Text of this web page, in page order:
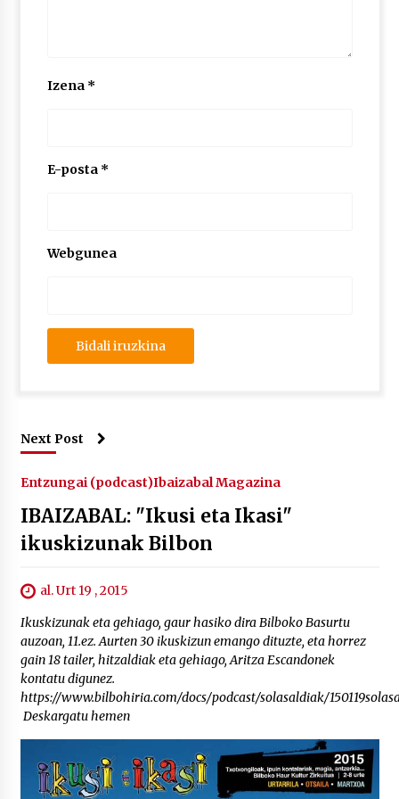
Izena *
E-posta *
Webgunea
Next Post
Entzungai (podcast)Ibaizabal Magazina
IBAIZABAL: "Ikusi eta Ikasi"
ikuskizunak Bilbon
al. Urt 19 , 2015
Ikuskizunak eta gehiago, gaur hasiko dira Bilboko Basurtu
auzoan, 11.ez. Aurten 30 ikuskizun emango dituzte, eta horrez
gain 18 tailer, hitzaldiak eta gehiago, Aritza Escandonek
kontatu digunez.
https://www.bilbohiria.com/docs/podcast/solasaldiak/
Deskargatu hemen